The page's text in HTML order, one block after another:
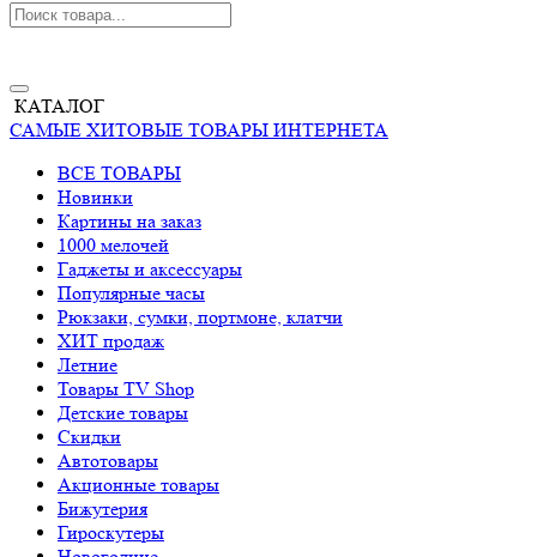
КАТАЛОГ
САМЫЕ ХИТОВЫЕ ТОВАРЫ ИНТЕРНЕТА
ВСЕ ТОВАРЫ
Новинки
Картины на заказ
1000 мелочей
Гаджеты и аксессуары
Популярные часы
Рюкзаки, сумки, портмоне, клатчи
ХИТ продаж
Летние
Товары TV Shop
Детские товары
Cкидки
Автотовары
Акционные товары
Бижутерия
Гироскутеры